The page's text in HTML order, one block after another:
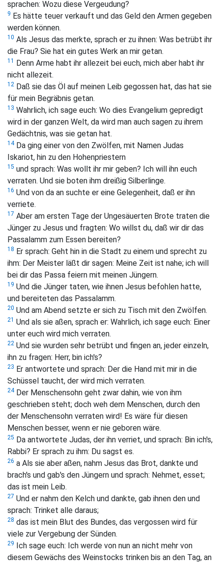
sprachen: Wozu diese Vergeudung?
9 Es hätte teuer verkauft und das Geld den Armen gegeben
werden können.
10 Als Jesus das merkte, sprach er zu ihnen: Was betrübt ihr
die Frau? Sie hat ein gutes Werk an mir getan.
11
Denn Arme habt ihr allezeit bei euch, mich aber habt ihr
nicht allezeit.
12 Daß sie das Öl auf meinen Leib gegossen hat, das hat sie
für mein Begräbnis getan.
13 Wahrlich, ich sage euch: Wo dies Evangelium gepredigt
wird in der ganzen Welt, da wird man auch sagen zu ihrem
Gedächtnis, was sie getan hat.
14Da ging einer von den Zwölfen, mit Namen Judas
Iskariot, hin zu den Hohenpriestern
15 und sprach: Was wollt ihr mir geben? Ich will ihn euch
verraten. Und sie boten ihm dreißig Silberlinge.
16 Und von da an suchte er eine Gelegenheit, daß er ihn
verriete.
17 Aber am ersten Tage der Ungesäuerten Brote traten die
Jünger zu Jesus und fragten: Wo willst du, daß wir dir das
Passalamm zum Essen bereiten?
18 Er sprach: Geht hin in die Stadt zu einem und sprecht zu
ihm: Der Meister läßt dir sagen: Meine Zeit ist nahe; ich will
bei dir das Passa feiern mit meinen Jüngern.
19 Und die Jünger taten, wie ihnen Jesus befohlen hatte,
und bereiteten das Passalamm.
20 Und am Abend setzte er sich zu Tisch mit den Zwölfen.
21 Und als sie aßen, sprach er: Wahrlich, ich sage euch: Einer
unter euch wird mich verraten.
22 Und sie wurden sehr betrübt und fingen an, jeder einzeln,
ihn zu fragen: Herr, bin ich's?
23 Er antwortete und sprach: Der die Hand mit mir in die
Schüssel taucht, der wird mich verraten.
24 Der Menschensohn geht zwar dahin, wie von ihm
geschrieben steht; doch weh dem Menschen, durch den
der Menschensohn verraten wird! Es wäre für diesen
Menschen besser, wenn er nie geboren wäre.
25 Da antwortete Judas, der ihn verriet, und sprach: Bin ich's,
Rabbi? Er sprach zu ihm: Du sagst es.
26 a Als sie aber aßen, nahm Jesus das Brot, dankte und
brach's und gab's den Jüngern und sprach: Nehmet, esset;
das ist mein Leib.
27 Und er nahm den Kelch und dankte, gab ihnen den und
sprach: Trinket alle daraus;
28 das ist mein Blut des Bundes, das vergossen wird für
viele zur Vergebung der Sünden.
29
Ich sage euch: Ich werde von nun an nicht mehr von
diesem Gewächs des Weinstocks trinken bis an den Tag, an